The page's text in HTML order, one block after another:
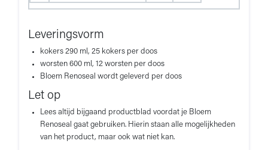
Leveringsvorm
kokers 290 ml, 25 kokers per doos
worsten 600 ml, 12 worsten per doos
Bloem Renoseal wordt geleverd per doos
Let op
Lees altijd bijgaand productblad voordat je Bloem
Renoseal gaat gebruiken. Hierin staan alle mogelijkheden
van het product, maar ook wat niet kan.